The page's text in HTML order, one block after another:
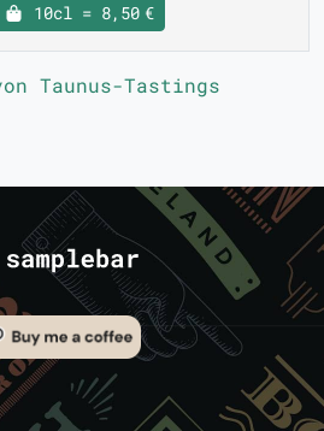
10cl = 8,50 €
Taunus-Tastings